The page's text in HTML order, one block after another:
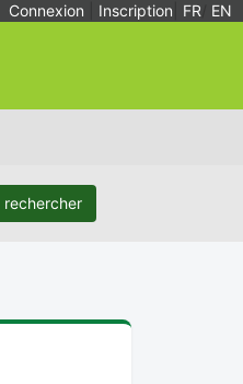
Connexion Inscription FR EN
rechercher